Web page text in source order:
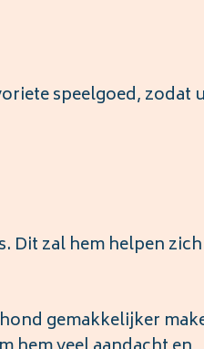
speelgoed, zodat
Dit zal hem helpen zich
gemakkelijker